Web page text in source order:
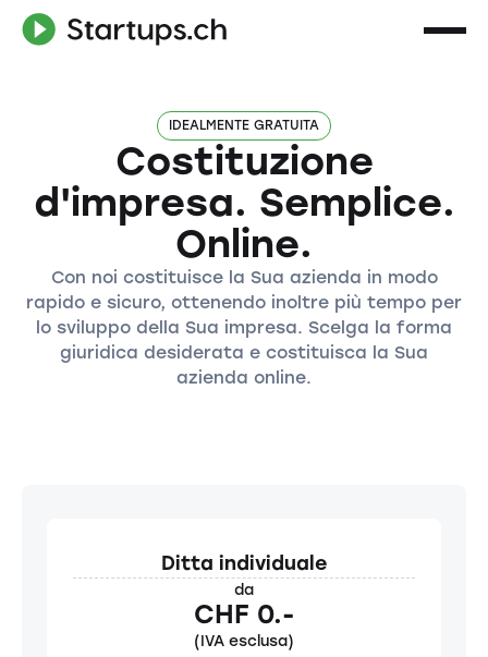
IDEALMENTE GRATUITA
Costituzione
d'impresa. Semplice.
Online.
Con noi costituisce la Sua azienda in modo
rapido e sicuro, ottenendo inoltre più tempo per
lo sviluppo della Sua impresa. Scelga la forma
giuridica desiderata e costituisca la Sua
azienda online.
Ditta individuale
da
CHF 0.-
(IVA esclusa)